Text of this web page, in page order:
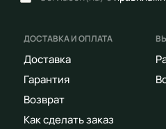
ДОСТАВКА И ОПЛАТА
Доставка
Гарантия
Возврат
Как сделать заказ